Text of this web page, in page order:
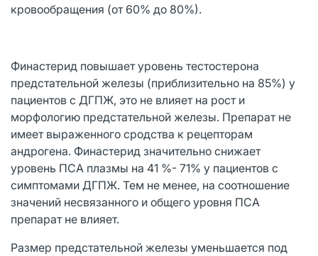
кровообращения (от 60% до 80%).
Финастерид повышает уровень тестостерона
предстательной железы (приблизительно на 85%) у
пациентов с ДГПЖ, это не влияет на рост и
морфологию предстательной железы. Препарат не
имеет выраженного сродства к рецепторам
андрогена. Финастерид значительно снижает
уровень ПСА плазмы на 41 %- 71% у пациентов с
симптомами ДГПЖ. Тем не менее, на соотношение
значений несвязанного и общего уровня ПСА
препарат не влияет.
Размер предстательной железы уменьшается под